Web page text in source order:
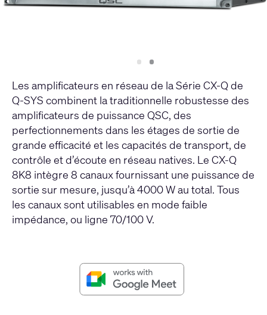
Slide
1 Slide
2
Les amplificateurs en réseau de la Série CX-Q de
Q-SYS combinent la traditionnelle robustesse des
amplificateurs de puissance QSC, des
perfectionnements dans les étages de sortie de
grande efficacité et les capacités de transport, de
contrôle et d’écoute en réseau natives. Le CX-Q
8K8 intègre 8 canaux fournissant une puissance de
sortie sur mesure, jusqu’à 4000 W au total. Tous
les canaux sont utilisables en mode faible
impédance, ou ligne 70/100 V.